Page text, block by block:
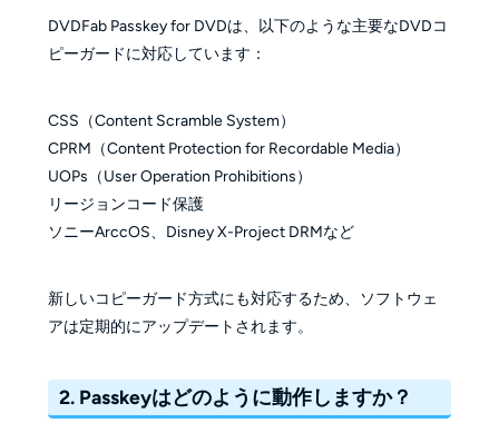
DVDFab Passkey for DVDは、以下のような主要なDVDコ
ピーガードに対応しています：
CSS（Content Scramble System）
CPRM（Content Protection for Recordable Media）
UOPs（User Operation Prohibitions）
リージョンコード保護
ソニーArccOS、Disney X-Project DRMなど
新しいコピーガード方式にも対応するため、ソフトウェ
アは定期的にアップデートされます。
2. Passkeyはどのように動作しますか？